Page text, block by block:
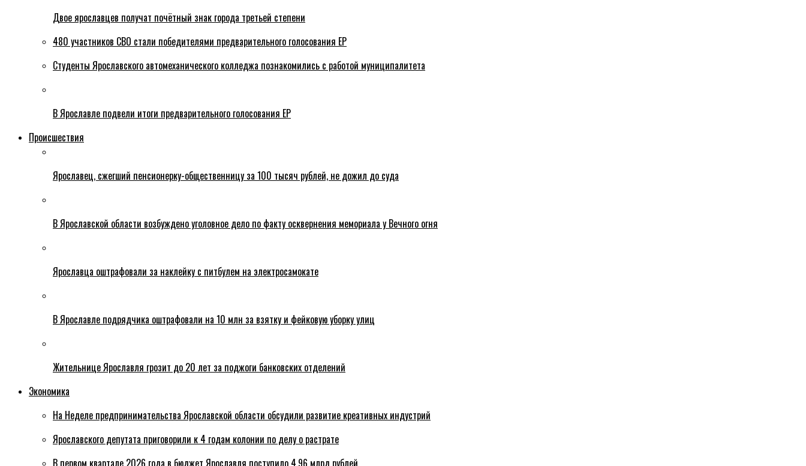
Двое ярославцев получат почётный знак города третьей степени
480 участников СВО стали победителями предварительного голосования ЕР
Студенты Ярославского автомеханического колледжа познакомились с работой муниципалитета
В Ярославле подвели итоги предварительного голосования ЕР
Происшествия
Ярославец, сжегший пенсионерку-общественницу за 100 тысяч рублей, не дожил до суда
В Ярославской области возбуждено уголовное дело по факту осквернения мемориала у Вечного огня
Ярославца оштрафовали за наклейку с питбулем на электросамокате
В Ярославле подрядчика оштрафовали на 10 млн за взятку и фейковую уборку улиц
Жительнице Ярославля грозит до 20 лет за поджоги банковских отделений
Экономика
На Неделе предпринимательства Ярославской области обсудили развитие креативных индустрий
Ярославского депутата приговорили к 4 годам колонии по делу о растрате